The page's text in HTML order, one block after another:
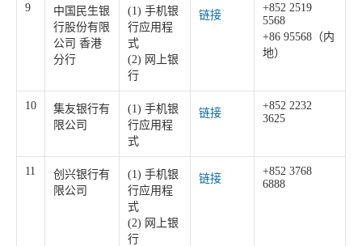
9
中国民生银
行股份有限
公司 香港
分行
(1) 手机银
行应用程
式
(2) 网上银
行
链接
+852 2519
5568
+86 95568（内
地）
10
集友银行有
限公司
(1) 手机银
行应用程
式
链接
+852 2232
3625
11
创兴银行有
限公司
(1) 手机银
行应用程
式
(2) 网上银
行
链接
+852 3768
6888